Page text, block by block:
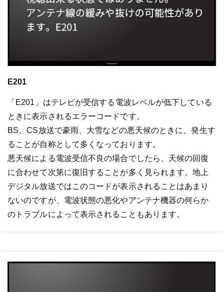
E201
「E201」はテレビが受信する電波レベルが低下している
ときに表示されるエラーコードです。
BS、CS放送で豪雨、大雪などの悪天候のときに、発生す
ることが自称として多くなっております。
悪天候による電波受信不良の場合でしたら、天候の回復
に合わせて次第に復旧することが多く見られます。地上
デジタル放送ではこのコードが表示されることはあまり
ないのですが、電波状態の悪化やアンテナ機器の何らか
のトラブルによって表示されることもあります。